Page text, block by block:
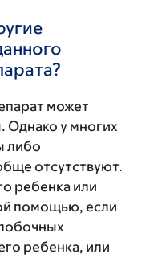
может
у многих
либо
отсутствуют.
ребенка или
помощью, если
ребенка, или